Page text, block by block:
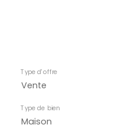
Vente
Type d'offre
Maison
Type de bien